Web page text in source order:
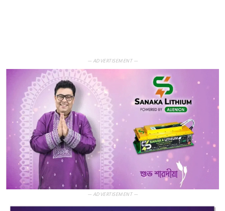
— ADVERTISEMENT —
— ADVERTISEMENT —